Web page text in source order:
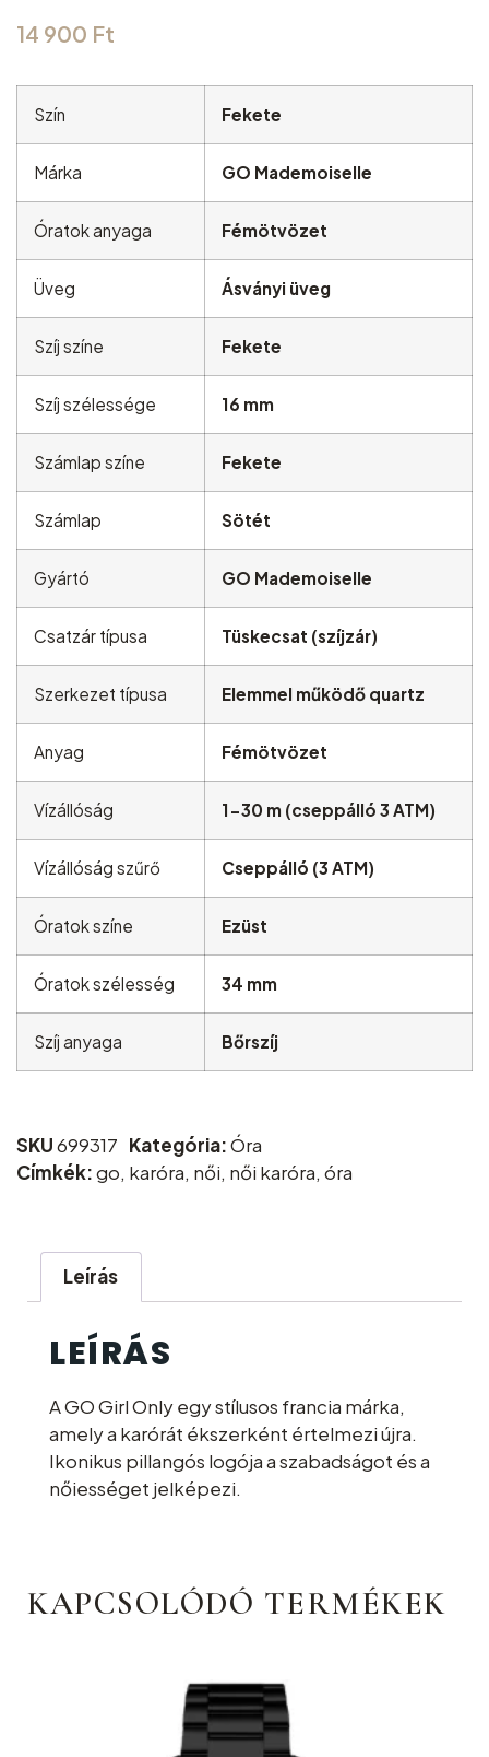
14 900 Ft
Szín Fekete
Márka GO Mademoiselle
Óratok anyaga Fémötvözet
Üveg Ásványi üveg
Szíj színe Fekete
Szíj szélessége 16 mm
Számlap színe Fekete
Számlap Sötét
Gyártó GO Mademoiselle
Csatzár típusa Tüskecsat (szíjzár)
Szerkezet típusa Elemmel működő quartz
Anyag Fémötvözet
Vízállóság 1-30 m (cseppálló 3 ATM)
Vízállóság szűrő Cseppálló (3 ATM)
Óratok színe Ezüst
Óratok szélesség 34 mm
Szíj anyaga Bőrszíj
SKU699317 Kategória:Óra
Címkék:go, karóra, női, női karóra, óra
Leírás
LEÍRÁS
A GO Girl Only egy stílusos francia márka,
amely a karórát ékszerként értelmezi újra.
Ikonikus pillangós logója a szabadságot és a
nőiességet jelképezi.
KAPCSOLÓDÓ TERMÉKEK